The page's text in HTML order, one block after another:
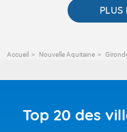
PLUS
Accueil Nouvelle Aquitaine
Top 20 des